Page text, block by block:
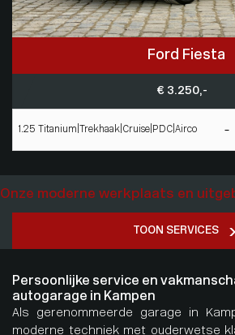
Ford Fiesta
€ 3.250,-
1.25 Titanium|Trekhaak|Cruise|PDC|Airco
Onze moderne werkplaats en
TOON SERVICES
Persoonlijke service en
autogarage in Kampen
Als gerenommeerde garage in
moderne techniek met ouderwetse